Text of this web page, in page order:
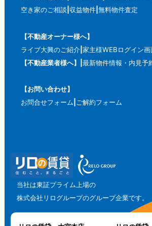
空き家のご相談 収益物件 無料物件査定
【不動産オーナー様へ】
ライブ大興のご紹介 家主様WEBログイン画
【不動産業者様へ】
最新物件情報・内見予
【お問い合わせ】
お問合せフォーム ご解約フォーム
当社は東証プライム上場の
株式会社リログループのグループ企業です。